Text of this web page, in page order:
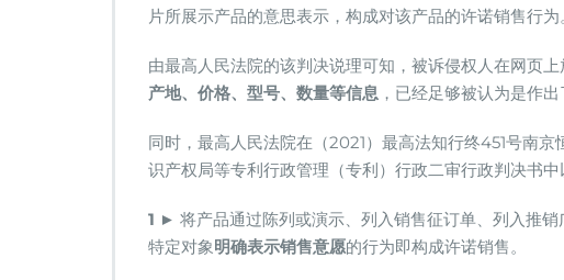
片所展示产品的意思表示，构成对该产品的许诺销售行为
由最高人民法院的该判决说理可知，被诉侵权人在网页上
产地、价格、型号、数量等信息 ，已经足够被认为是作
同时，最高人民法院在（2021）最高法知行终451号南
识产权局等专利行政管理（专利）行政二审行政判决书
1 ► 将产品通过陈列或演示、列入销售征订单、列入推
特定对象明确表示销售意愿的行为即构成许诺销售。